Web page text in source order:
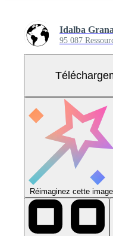
Idalba
95 087
Réimaginez cette image